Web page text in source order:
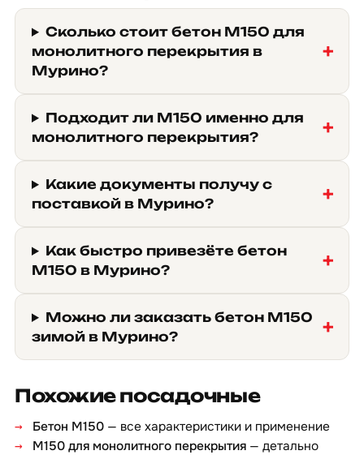
Сколько стоит бетон М150 для
монолитного перекрытия в
Мурино?
Подходит ли М150 именно для
монолитного перекрытия?
Какие документы получу с
поставкой в Мурино?
Как быстро привезёте бетон
М150 в Мурино?
Можно ли заказать бетон М150
зимой в Мурино?
Похожие посадочные
Бетон М150 — все характеристики и применение
М150 для монолитного перекрытия — детально